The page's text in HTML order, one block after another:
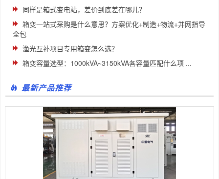
同样是箱式变电站，差价到底差在哪儿？
箱变一站式采购是什么意思？方案优化+制造+物流+并网指导
全包
渔光互补项目专用箱变怎么选？
箱变容量选型：1000kVA~3150kVA各容量匹配什么项 ...
最新产品推荐